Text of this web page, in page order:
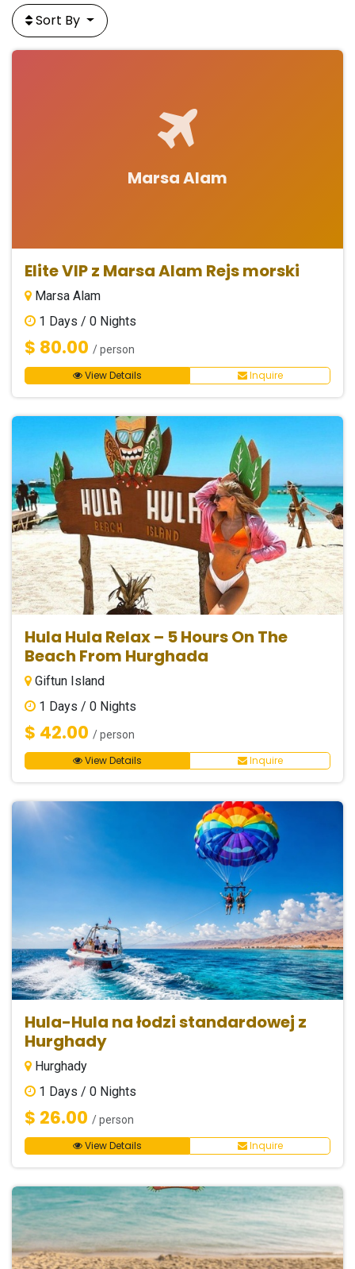
Sort By
Marsa Alam
Elite VIP z Marsa Alam Rejs morski
Marsa Alam
1 Days / 0 Nights
$ 80.00 / person
View Details Inquire
Hula Hula Relax – 5 Hours On The
Beach From Hurghada
Giftun Island
1 Days / 0 Nights
$ 42.00 / person
View Details Inquire
Hula-Hula na łodzi standardowej z
Hurghady
Hurghady
1 Days / 0 Nights
$ 26.00 / person
View Details Inquire